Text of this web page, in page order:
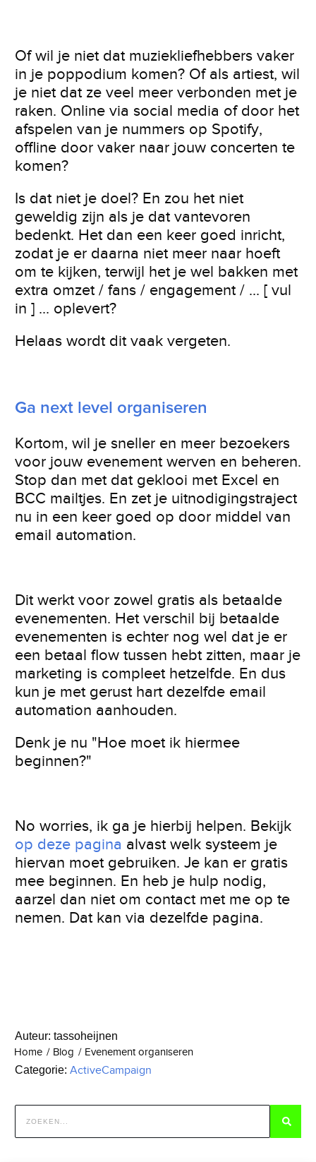
Of wil je niet dat muziekliefhebbers vaker
in je poppodium komen? Of als artiest, wil
je niet dat ze veel meer verbonden met je
raken. Online via social media of door het
afspelen van je nummers op Spotify,
offline door vaker naar jouw concerten te
komen?
Is dat niet je doel? En zou het niet
geweldig zijn als je dat vantevoren
bedenkt. Het dan een keer goed inricht,
zodat je er daarna niet meer naar hoeft
om te kijken, terwijl het je wel bakken met
extra omzet / fans / engagement / ... [ vul
in ] ... oplevert?
Helaas wordt dit vaak vergeten.
Ga next level organiseren
Kortom, wil je sneller en meer bezoekers
voor jouw evenement werven en beheren.
Stop dan met dat geklooi met Excel en
BCC mailtjes. En zet je uitnodigingstraject
nu in een keer goed op door middel van
email automation.
Dit werkt voor zowel gratis als betaalde
evenementen. Het verschil bij betaalde
evenementen is echter nog wel dat je er
een betaal flow tussen hebt zitten, maar je
marketing is compleet hetzelfde. En dus
kun je met gerust hart dezelfde email
automation aanhouden.
Denk je nu "Hoe moet ik hiermee
beginnen?"
No worries, ik ga je hierbij helpen. Bekijk
op deze pagina alvast welk systeem je
hiervan moet gebruiken. Je kan er gratis
mee beginnen. En heb je hulp nodig,
aarzel dan niet om contact met me op te
nemen. Dat kan via dezelfde pagina.
Auteur: tassoheijnen
Home / Blog / Evenement organiseren
Categorie: ActiveCampaign